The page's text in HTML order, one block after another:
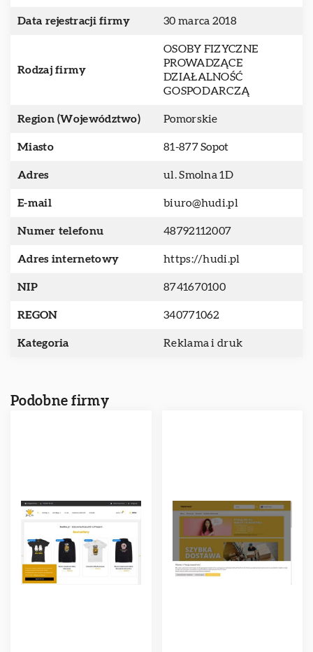
Data rejestracji firmy 30 marca 2018
Rodzaj firmy
OSOBY FIZYCZNE
PROWADZĄCE
DZIAŁALNOŚĆ
GOSPODARCZĄ
Region (Województwo) Pomorskie
Miasto 81-877 Sopot
Adres ul. Smolna 1D
E-mail biuro@hudi.pl
Numer telefonu 48792112007
Adres internetowy https://hudi.pl
NIP 8741670100
REGON 340771062
Kategoria Reklama i druk
Podobne firmy